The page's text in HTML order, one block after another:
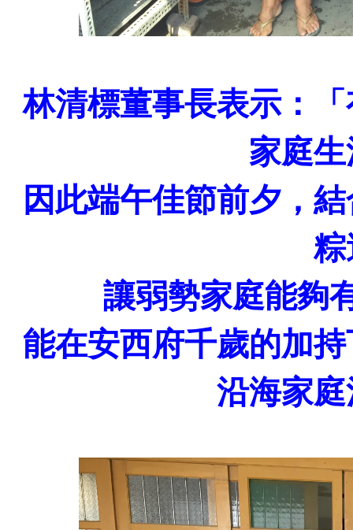
林清標董事長表示：
家庭
因此端午佳節前夕，
讓弱勢家庭能夠
能在安西府千歲的加
沿海家